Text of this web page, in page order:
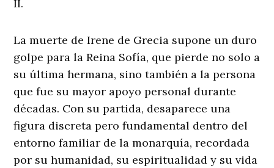
II.
La muerte de Irene de Grecia supone un duro
golpe para la Reina Sofía, que pierde no solo a
su última hermana, sino también a la persona
que fue su mayor apoyo personal durante
décadas. Con su partida, desaparece una
figura discreta pero fundamental dentro del
entorno familiar de la monarquía, recordada
por su humanidad, su espiritualidad y su vida